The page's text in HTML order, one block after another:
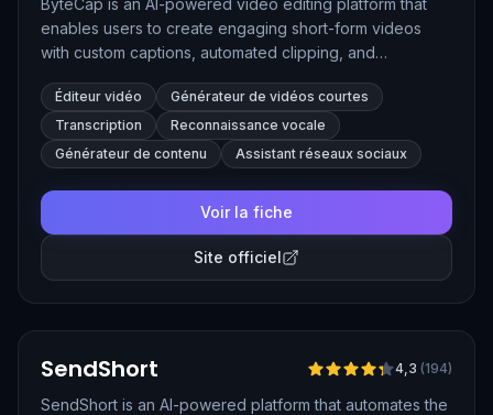
ByteCap is an AI-powered video editing platform that
enables users to create engaging short-form videos
with custom captions, automated clipping, and
marketers, and educators, ByteCap simplifies the
process of producing viral-ready videos optimized for
platforms like TikTok, Instagram Reels, and YouTube
Shorts.
Éditeur vidéo
Générateur de vidéos courtes
Transcription
Reconnaissance vocale
Générateur de contenu
Assistant réseaux sociaux
Voir la fiche
Site officiel
SendShort 4,3 (194)
SendShort is an AI-powered platform that automates the